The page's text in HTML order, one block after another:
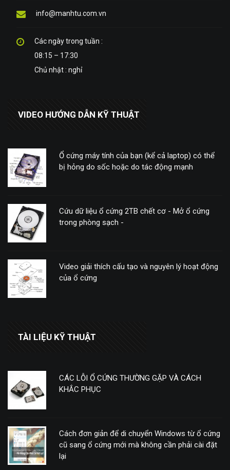
info@manhtu.com.vn
Các ngày trong tuần :
08:15 – 17:30
Chủ nhật : nghỉ
VIDEO HƯỚNG DẪN KỸ THUẬT
Ổ cứng máy tính của bạn (kể cả laptop) có thể
bị hỏng do sốc hoặc do tác động mạnh
Cứu dữ liệu ổ cứng 2TB chết cơ - Mở ổ cứng
trong phòng sạch -
Video giải thích cấu tạo và nguyên lý hoạt động
của ổ cứng
TÀI LIỆU KỸ THUẬT
CÁC LỖI Ổ CỨNG THƯỜNG GẶP VÀ CÁCH
KHẮC PHỤC
Cách đơn giản để di chuyển Windows từ ổ cứng
cũ sang ổ cứng mới mà không cần phải cài đặt
lại